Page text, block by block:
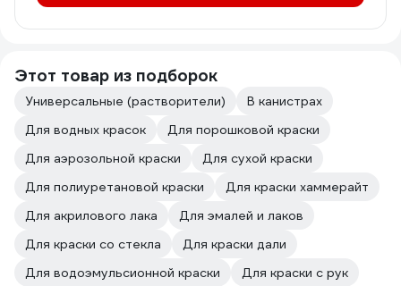
Этот товар из подборок
Универсальные (растворители)
В канистрах
Для водных красок
Для порошковой краски
Для аэрозольной краски
Для сухой краски
Для полиуретановой краски
Для краски хаммерайт
Для акрилового лака
Для эмалей и лаков
Для краски со стекла
Для краски дали
Для водоэмульсионной краски
Для краски с рук